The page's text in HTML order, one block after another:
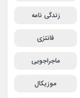
زندگی نامه
فانتزی
ماجراجویی
موزیکال